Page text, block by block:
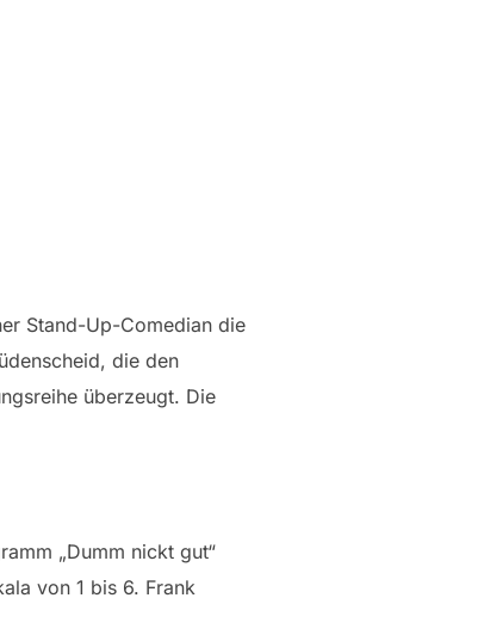
Stand-Up-Comedian die
die den
überzeugt. Die
„Dumm nickt gut“
von 1 bis 6. Frank